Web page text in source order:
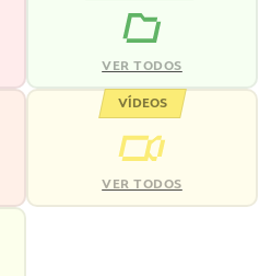
VER TODOS
VÍDEOS
VER TODOS